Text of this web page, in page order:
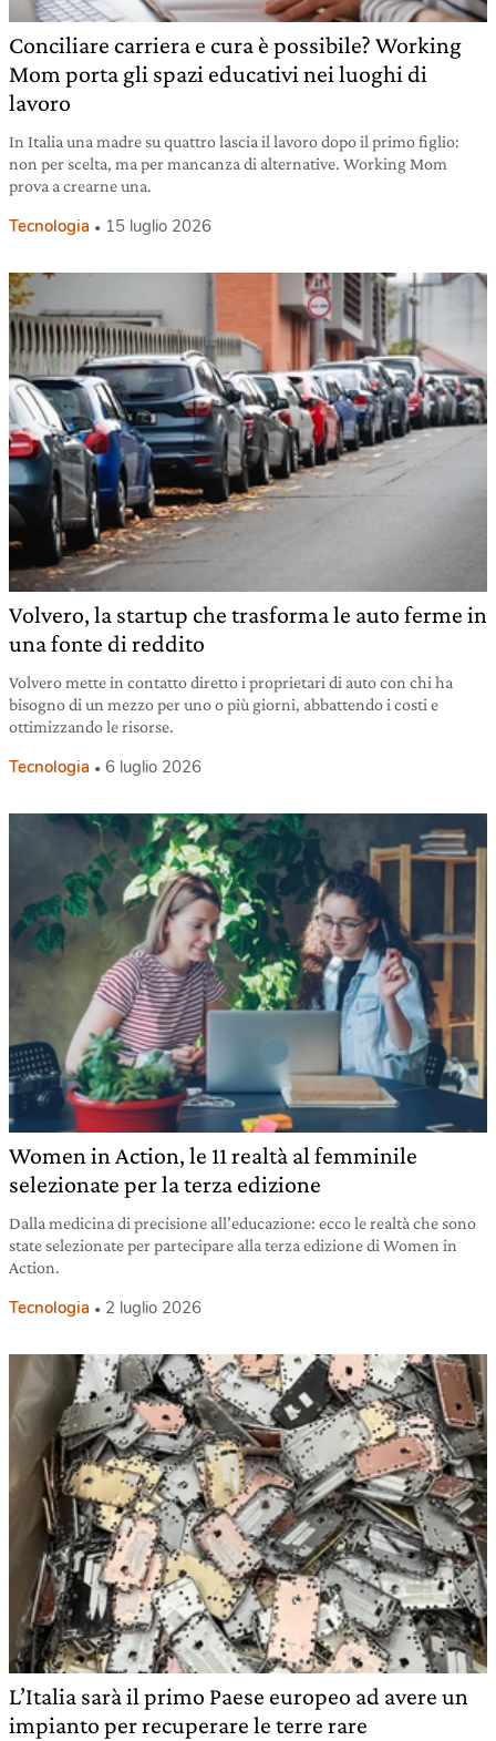
Conciliare carriera e cura è possibile? Working
Mom porta gli spazi educativi nei luoghi di
lavoro
In Italia una madre su quattro lascia il lavoro dopo il primo figlio:
non per scelta, ma per mancanza di alternative. Working Mom
prova a crearne una.
Tecnologia 15 luglio 2026
Volvero, la startup che trasforma le auto ferme in
una fonte di reddito
Volvero mette in contatto diretto i proprietari di auto con chi ha
bisogno di un mezzo per uno o più giorni, abbattendo i costi e
ottimizzando le risorse.
Tecnologia 6 luglio 2026
Women in Action, le 11 realtà al femminile
selezionate per la terza edizione
Dalla medicina di precisione all’educazione: ecco le realtà che sono
state selezionate per partecipare alla terza edizione di Women in
Action.
Tecnologia 2 luglio 2026
L’Italia sarà il primo Paese europeo ad avere un
impianto per recuperare le terre rare